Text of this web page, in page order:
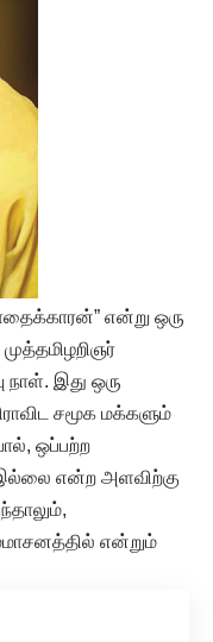
என்று ஒரு
இது ஒரு
சமூக மக்களும்
ஒப்பற்ற
என்ற அளவிற்கு
என்றும்